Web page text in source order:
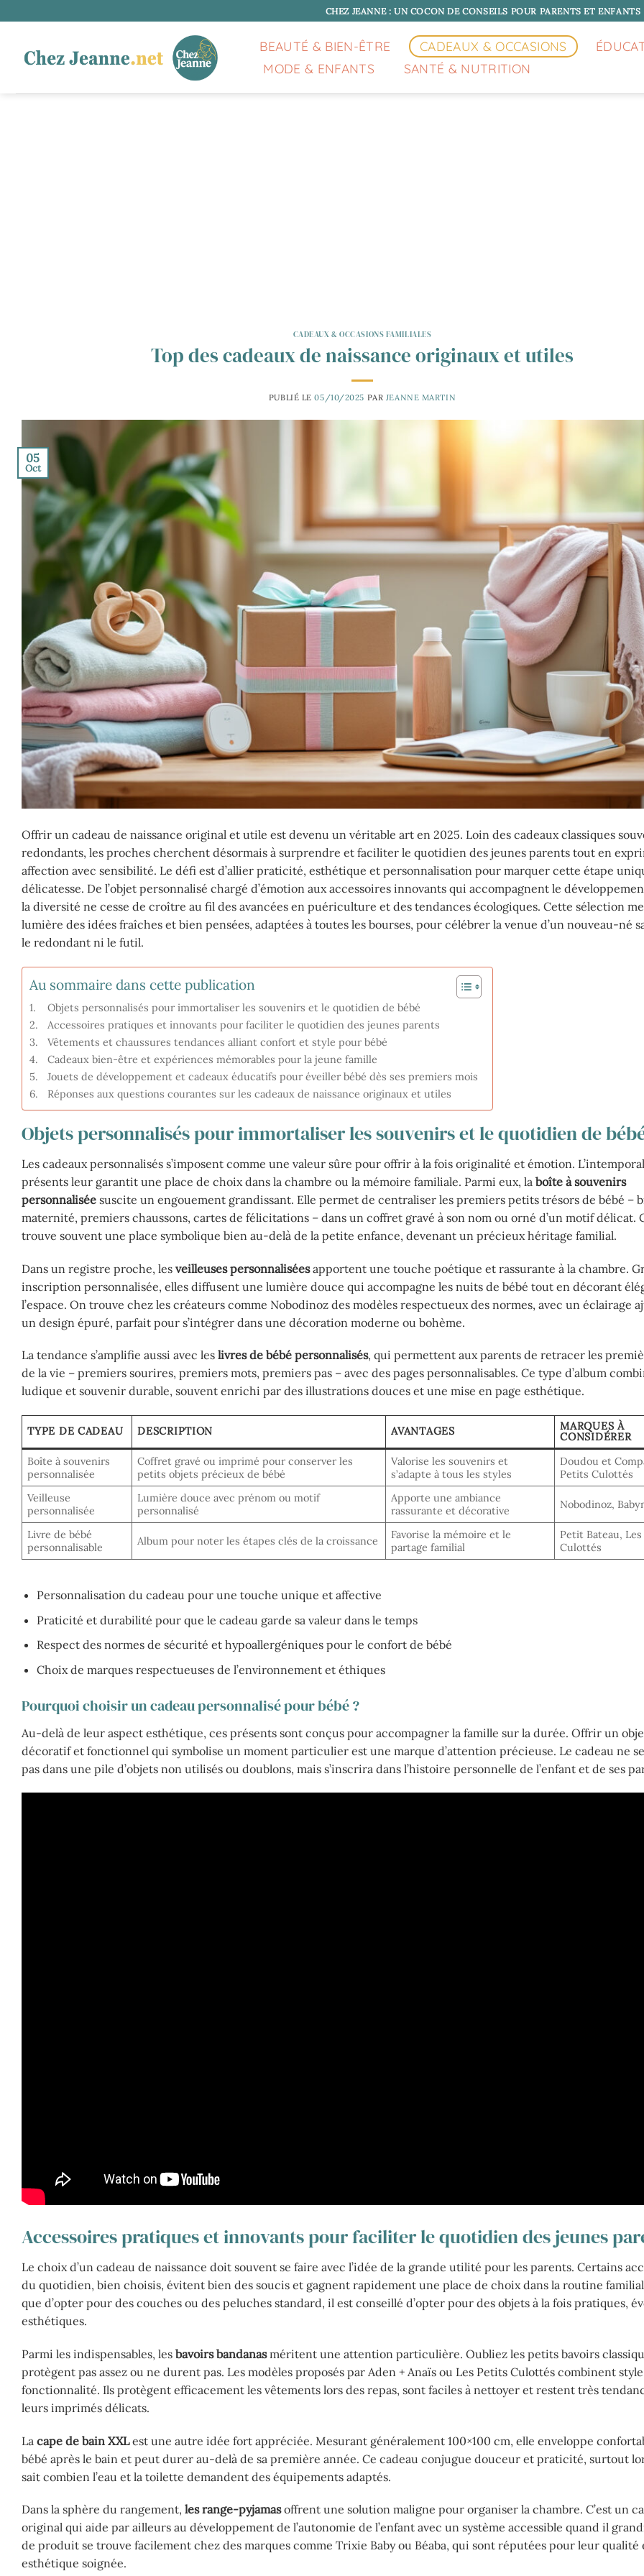
au
CHEZ JEANNE : UN COCON DE CONSEILS POUR PARENTS ET ENFANTS
BEAUTÉ & BIEN-ÊTRE CADEAUX & OCCASIONS
MODE & ENFANTS
SANTÉ & NUTRITION
CADEAUX & OCCASIONS FAMILIALES
Top des cadeaux de naissance originaux et utiles
PUBLIÉ LE05/10/2025 PAR JEANNE MARTIN
05
Oct
Offrir un cadeau de naissance original et utile est devenu un véritable art en 2025. Loin des cadeaux classiques
redondants, les proches cherchent désormais à surprendre et faciliter le quotidien des jeunes parents tout en
affection avec sensibilité. Le défi est d’allier praticité, esthétique et personnalisation pour marquer cette étape
délicatesse. De l’objet personnalisé chargé d’émotion aux accessoires innovants qui accompagnent le
la diversité ne cesse de croître au fil des avancées en puériculture et des tendances écologiques. Cette sélection
lumière des idées fraîches et bien pensées, adaptées à toutes les bourses, pour célébrer la venue d’un nouveau-né
le redondant ni le futil.
Au sommaire dans cette publication
Objets personnalisés pour immortaliser les souvenirs et le quotidien de bébé
Accessoires pratiques et innovants pour faciliter le quotidien des jeunes parents
Vêtements et chaussures tendances alliant confort et style pour bébé
Cadeaux bien-être et expériences mémorables pour la jeune famille
Jouets de développement et cadeaux éducatifs pour éveiller bébé dès ses premiers mois
Réponses aux questions courantes sur les cadeaux de naissance originaux et utiles
Objets personnalisés pour immortaliser les souvenirs et le quotidien de
Les cadeaux personnalisés s’imposent comme une valeur sûre pour offrir à la fois originalité et émotion.
présents leur garantit une place de choix dans la chambre ou la mémoire familiale. Parmi eux, la boîte à souvenirs
personnalisée suscite un engouement grandissant. Elle permet de centraliser les premiers petits trésors de bébé –
maternité, premiers chaussons, cartes de félicitations – dans un coffret gravé à son nom ou orné d’un motif délicat.
trouve souvent une place symbolique bien au-delà de la petite enfance, devenant un précieux héritage familial.
Dans un registre proche, les veilleuses personnaliséesapportent une touche poétique et rassurante à la chambre.
inscription personnalisée, elles diffusent une lumière douce qui accompagne les nuits de bébé tout en décorant
l’espace. On trouve chez les créateurs comme Nobodinoz des modèles respectueux des normes, avec un éclairage
un design épuré, parfait pour s’intégrer dans une décoration moderne ou bohème.
La tendance s’amplifie aussi avec les livres de bébé personnalisés, qui permettent aux parents de retracer les
de la vie – premiers sourires, premiers mots, premiers pas – avec des pages personnalisables. Ce type d’album
ludique et souvenir durable, souvent enrichi par des illustrations douces et une mise en page esthétique.
TYPE DE CADEAU DESCRIPTION AVANTAGES
MARQUES À
CONSIDÉRER
Boîte à souvenirs
personnalisée
Coffret gravé ou imprimé pour conserver les
petits objets précieux de bébé
Valorise les souvenirs et
s’adapte à tous les styles
Doudou et
Petits Culottés
Veilleuse
personnalisée
Lumière douce avec prénom ou motif
personnalisé
Apporte une ambiance
rassurante et décorative
Nobodinoz,
Livre de bébé
personnalisable
Album pour noter les étapes clés de la croissance
Favorise la mémoire et le
partage familial
Petit Bateau,
Culottés
Personnalisation du cadeau pour une touche unique et affective
Praticité et durabilité pour que le cadeau garde sa valeur dans le temps
Respect des normes de sécurité et hypoallergéniques pour le confort de bébé
Choix de marques respectueuses de l’environnement et éthiques
Pourquoi choisir un cadeau personnalisé pour bébé ?
Au-delà de leur aspect esthétique, ces présents sont conçus pour accompagner la famille sur la durée. Offrir un
décoratif et fonctionnel qui symbolise un moment particulier est une marque d’attention précieuse. Le cadeau ne
pas dans une pile d’objets non utilisés ou doublons, mais s’inscrira dans l’histoire personnelle de l’enfant et de ses
Accessoires pratiques et innovants pour faciliter le quotidien des jeunes
Le choix d’un cadeau de naissance doit souvent se faire avec l’idée de la grande utilité pour les parents. Certains
du quotidien, bien choisis, évitent bien des soucis et gagnent rapidement une place de choix dans la routine
que d’opter pour des couches ou des peluches standard, il est conseillé d’opter pour des objets à la fois pratiques,
esthétiques.
Parmi les indispensables, les bavoirs bandanasméritent une attention particulière. Oubliez les petits bavoirs
protègent pas assez ou ne durent pas. Les modèles proposés par Aden + Anaïs ou Les Petits Culottés combinent
fonctionnalité. Ils protègent efficacement les vêtements lors des repas, sont faciles à nettoyer et restent très
leurs imprimés délicats.
La cape de bain XXLest une autre idée fort appréciée. Mesurant généralement 100×100 cm, elle enveloppe
bébé après le bain et peut durer au-delà de sa première année. Ce cadeau conjugue douceur et praticité, surtout
sait combien l’eau et la toilette demandent des équipements adaptés.
Dans la sphère du rangement, les range-pyjamasoffrent une solution maligne pour organiser la chambre. C’est un
original qui aide par ailleurs au développement de l’autonomie de l’enfant avec un système accessible quand il
de produit se trouve facilement chez des marques comme Trixie Baby ou Béaba, qui sont réputées pour leur qualité
esthétique soignée.